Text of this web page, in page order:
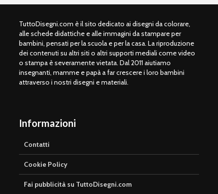
TuttoDisegni.com è il sito dedicato ai disegni da colorare,
alle schede didattiche e alle immagini da stampare per
bambini, pensati per la scuola e per la casa. La riproduzione
dei contenuti su altri siti o altri supporti mediali come video
o stampa è severamente vietata. Dal 2011 aiutiamo
insegnanti, mamme e papà a far crescere i loro bambini
attraverso i nostri disegni e materiali.
Informazioni
Contatti
Cookie Policy
Fai pubblicità su TuttoDisegni.com